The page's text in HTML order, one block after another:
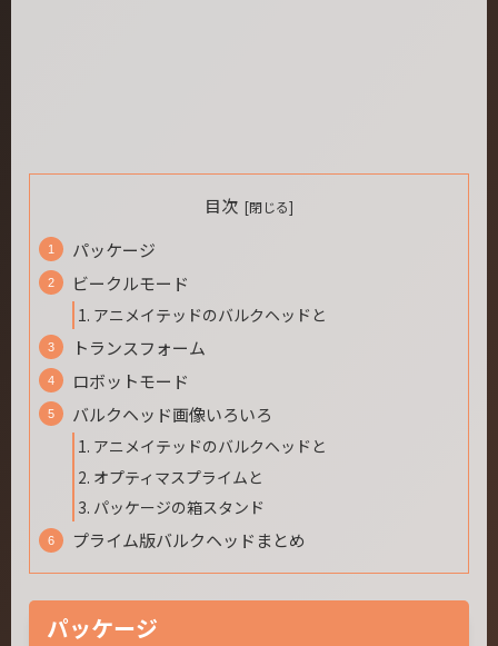
目次
パッケージ
ビークルモード
アニメイテッドのバルクヘッドと
トランスフォーム
ロボットモード
バルクヘッド画像いろいろ
アニメイテッドのバルクヘッドと
オプティマスプライムと
パッケージの箱スタンド
プライム版バルクヘッドまとめ
パッケージ